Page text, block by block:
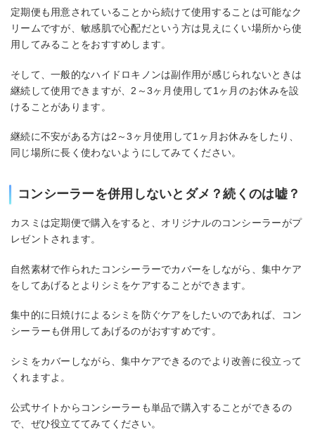
定期便も用意されていることから続けて使用することは可能なク
リームですが、敏感肌で心配だという方は見えにくい場所から使
用してみることをおすすめします。
そして、一般的なハイドロキノンは副作用が感じられないときは
継続して使用できますが、2～3ヶ月使用して1ヶ月のお休みを設
けることがあります。
継続に不安がある方は2～3ヶ月使用して1ヶ月お休みをしたり、
同じ場所に長く使わないようにしてみてください。
コンシーラーを併用しないとダメ？続くのは嘘？
カスミは定期便で購入をすると、オリジナルのコンシーラーがプ
レゼントされます。
自然素材で作られたコンシーラーでカバーをしながら、集中ケア
をしてあげるとよりシミをケアすることができます。
集中的に日焼けによるシミを防ぐケアをしたいのであれば、コン
シーラーも併用してあげるのがおすすめです。
シミをカバーしながら、集中ケアできるのでより改善に役立って
くれますよ。
公式サイトからコンシーラーも単品で購入することができるの
で、ぜひ役立ててみてください。